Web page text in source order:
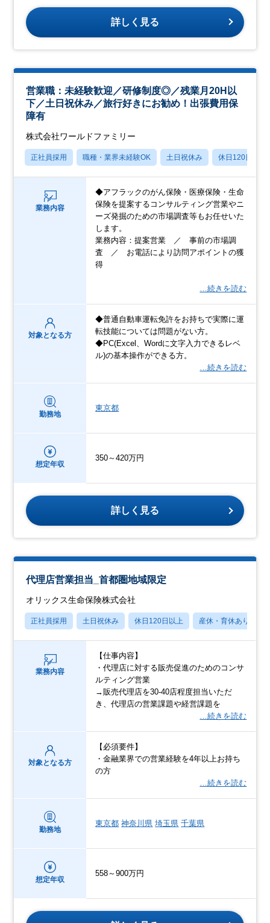
詳しく見る
営業職：未経験歓迎／研修制度◎／残業月20H以
下／土日祝休み／旅行好きにお勧め！出張費用保
障有
株式会社ワールドファミリー
正社員採用 職種・業界未経験OK 土日祝休み 休日120日以上
業務内容
◆アフラックのがん保険・医療保険・生命
保険を提案するコンサルティング営業やニ
ーズ発掘のための市場調査等もお任せいた
します。
業務内容：提案営業 ／ 事前の市場調
査 ／ お電話により訪問アポイントの獲
得
…続きを読む
対象となる方
◆普通自動車運転免許をお持ちで実際に運
転技能については問題がない方。
◆PC(Excel、Wordに文字入力できるレベ
ル)の基本操作ができる方。
…続きを読む
勤務地
東京都
想定年収
350～420万円
詳しく見る
代理店営業担当_首都圏地域限定
オリックス生命保険株式会社
正社員採用 土日祝休み 休日120日以上 産休・育休あり
業務内容
【仕事内容】
・代理店に対する販売促進のためのコンサ
ルティング営業
→販売代理店を30-40店程度担当いただ
き、代理店の営業課題や経営課題を
…続きを読む
対象となる方
【必須要件】
・金融業界での営業経験を4年以上お持ち
の方
…続きを読む
勤務地
東京都 神奈川県 埼玉県 千葉県
想定年収
558～900万円